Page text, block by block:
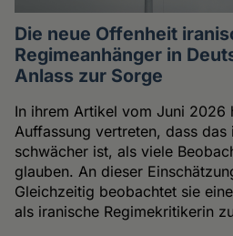
Die neue Offenheit
Regimeanhänger in
Anlass zur Sorge
In ihrem Artikel vom Juni 2026
Auffassung vertreten, dass das
schwächer ist, als viele
glauben. An dieser
Gleichzeitig beobachtet sie
als iranische Regimekritikerin